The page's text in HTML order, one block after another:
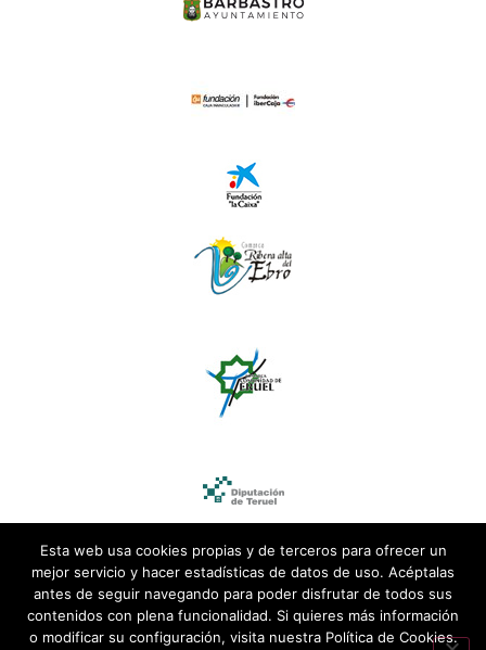
Esta web usa cookies propias y de terceros para ofrecer un
mejor servicio y hacer estadísticas de datos de uso. Acéptalas
antes de seguir navegando para poder disfrutar de todos sus
contenidos con plena funcionalidad. Si quieres más información
o modificar su configuración, visita nuestra Política de Cookies.